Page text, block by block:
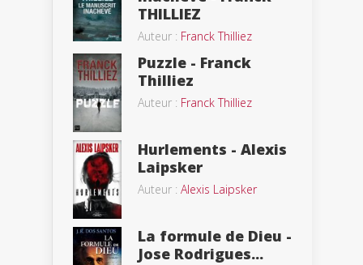
THILLIEZ
Auteur : Franck Thilliez
Puzzle - Franck
Thilliez
Auteur : Franck Thilliez
Hurlements - Alexis
Laipsker
Auteur : Alexis Laipsker
La formule de Dieu -
Jose Rodrigues...